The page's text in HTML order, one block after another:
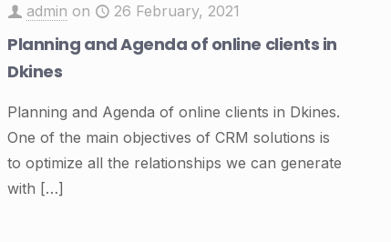
admin on 26 February, 2021
Planning and Agenda of online clients in
Dkines
Planning and Agenda of online clients in Dkines.
One of the main objectives of CRM solutions is
to optimize all the relationships we can generate
with […]